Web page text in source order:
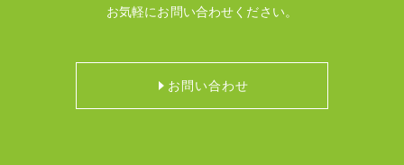
お気軽にお問い合わせください。
お問い合わせ